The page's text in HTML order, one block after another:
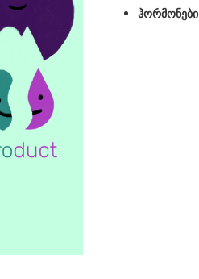
ᲰᲝᲠᲛᲝᲜᲔᲑᲘ